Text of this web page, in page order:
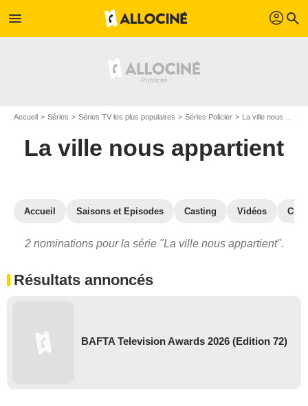
menu profil search
Accueil Séries Séries TV les plus populaires Séries Policier La ville nous appartient
La ville nous appartient
Accueil Saisons et Episodes Casting Vidéos
2 nominations pour la série "La ville nous appartient".
Résultats annoncés
BAFTA Television Awards 2026 (Edition 72)